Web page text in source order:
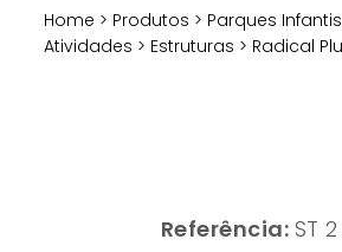
Home > Produtos > Parques Infantis
Atividades > Estruturas > Radical
Referência: ST